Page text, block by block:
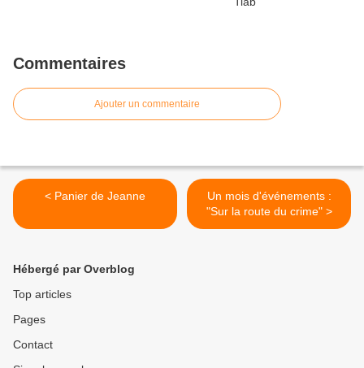
Commentaires
Ajouter un commentaire
< Panier de Jeanne
Un mois d'événements :
"Sur la route du crime" >
Hébergé par Overblog
Top articles
Pages
Contact